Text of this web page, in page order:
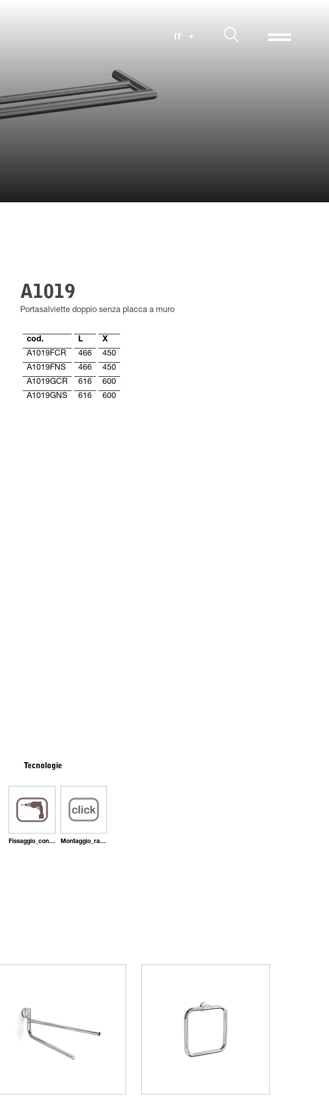
A1019
Portasalviette doppio senza placca a muro
cod. L
X
A1019FCR
466
450
A1019FNS
466
450
A1019GCR
616
600
A1019GNS
616 600
Tecnologie
Fissaggio_con_tasselli Montaggio_rapido